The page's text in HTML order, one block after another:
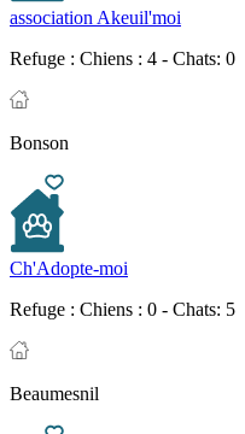
association Akeuil'moi
Refuge : Chiens : 4 - Chats: 0
Bonson
Ch'Adopte-moi
Refuge : Chiens : 0 - Chats: 5
Beaumesnil